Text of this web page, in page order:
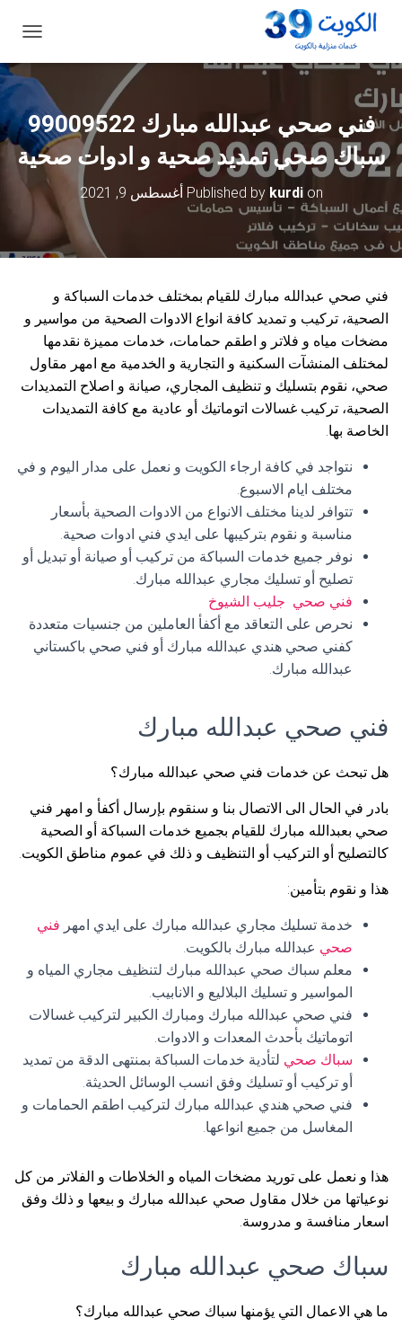
ب
د
ل
ا
ل
ت
فني صحي عبدالله مبارك 99009522
سباك صحي تمديد صحية و ادوات صحية
Published by kurdion أغسطس 9, 2021
فني صحي عبدالله مبارك للقيام بمختلف خدمات السباكة و
الصحية، تركيب و تمديد كافة انواع الادوات الصحية من مواسير و
مضخات مياه و فلاتر و اطقم حمامات، خدمات مميزة نقدمها
لمختلف المنشآت السكنية و التجارية و الخدمية مع امهر مقاول
صحي، نقوم بتسليك و تنظيف المجاري، صيانة و اصلاح التمديدات
الصحية، تركيب غسالات اتوماتيك أو عادية مع كافة التمديدات
الخاصة بها.
نتواجد في كافة ارجاء الكويت و نعمل على مدار اليوم و في
مختلف ايام الاسبوع.
تتوافر لدينا مختلف الانواع من الادوات الصحية بأسعار
مناسبة و نقوم بتركيبها على ايدي فني ادوات صحية.
نوفر جميع خدمات السباكة من تركيب أو صيانة أو تبديل أو
تصليح أو تسليك مجاري عبدالله مبارك.
فني صحي جليب الشيوخ
نحرص على التعاقد مع أكفأ العاملين من جنسيات متعددة
كفني صحي هندي عبدالله مبارك أو فني صحي باكستاني
عبدالله مبارك.
فني صحي عبدالله مبارك
هل تبحث عن خدمات فني صحي عبدالله مبارك؟
بادر في الحال الى الاتصال بنا و سنقوم بإرسال أكفأ و امهر فني
صحي بعبدالله مبارك للقيام بجميع خدمات السباكة أو الصحية
كالتصليح أو التركيب أو التنظيف و ذلك في عموم مناطق الكويت.
هذا و نقوم بتأمين:
خدمة تسليك مجاري عبدالله مبارك على ايدي امهر فني
صحي عبدالله مبارك بالكويت.
معلم سباك صحي عبدالله مبارك لتنظيف مجاري المياه و
المواسير و تسليك البلاليع و الانابيب.
فني صحي عبدالله مبارك ومبارك الكبير لتركيب غسالات
اتوماتيك بأحدث المعدات و الادوات.
سباك صحي لتأدية خدمات السباكة بمنتهى الدقة من تمديد
أو تركيب أو تسليك وفق انسب الوسائل الحديثة.
فني صحي هندي عبدالله مبارك لتركيب اطقم الحمامات و
المغاسل من جميع انواعها.
هذا و نعمل على توريد مضخات المياه و الخلاطات و الفلاتر من كل
نوعياتها من خلال مقاول صحي عبدالله مبارك و بيعها و ذلك وفق
اسعار منافسة و مدروسة.
سباك صحي عبدالله مبارك
ما هي الاعمال التي يؤمنها سباك صحي عبدالله مبارك؟